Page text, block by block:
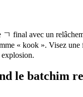
ㄱ final avec un
« kook ». Visez
le batchim